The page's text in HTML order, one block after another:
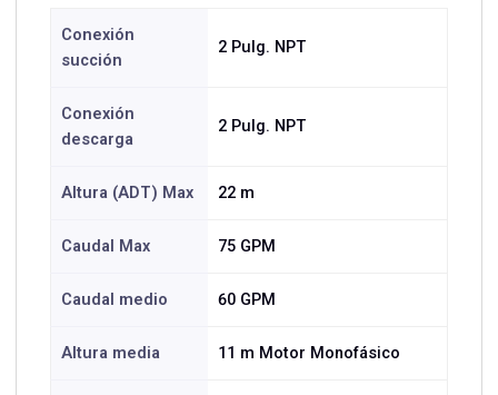
Conexión
succión
2 Pulg. NPT
Conexión
descarga
2 Pulg. NPT
Altura (ADT) Max 22 m
Caudal Max 75 GPM
Caudal medio 60 GPM
Altura media 11 m Motor Monofásico